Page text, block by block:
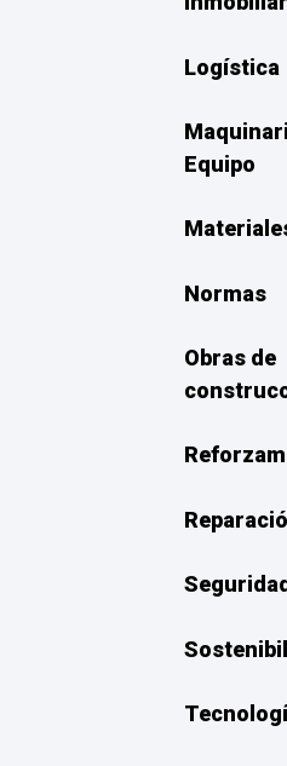
Logística
Equipo
Normas
Obras de
Seguridad